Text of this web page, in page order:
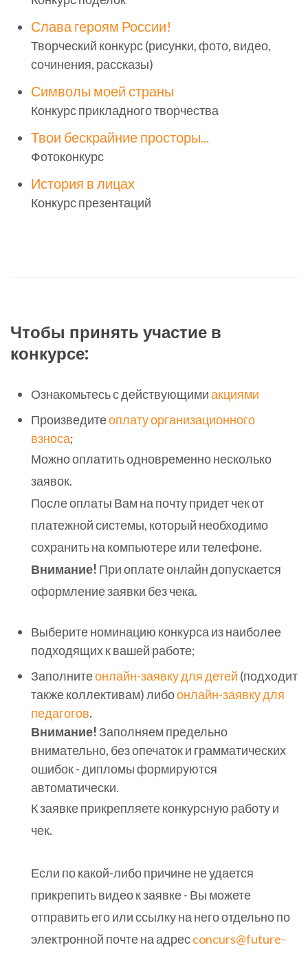
Слава героям России!
Творческий конкурс (рисунки, фото, видео,
сочинения, рассказы)
Символы моей страны
Конкурс прикладного творчества
Твои бескрайние просторы...
Фотоконкурс
История в лицах
Конкурс презентаций
Чтобы принять участие в
конкурсе:
Ознакомьтесь с действующимиакциями
Произведитеоплату организационного
взноса;
Можно оплатить одновременно несколько
заявок.
После оплаты Вам на почту придет чек от
платежной системы, который необходимо
сохранить на компьютере или телефоне.
Внимание! При оплате онлайн допускается
оформление заявки без чека.
Выберите номинацию конкурса из наиболее
подходящих к вашей работе;
Заполнитеонлайн-заявку для детей (подходит
также коллективам) либоонлайн-заявку для
педагогов.
Внимание! Заполняем предельно
внимательно, без опечаток и грамматических
ошибок - дипломы формируются
автоматически.
К заявке прикрепляете конкурсную работу и
чек.
Если по какой-либо причине не удается
прикрепить видео к заявке - Вы можете
отправить его или ссылку на него отдельно по
электронной почте на адресconcurs@future-